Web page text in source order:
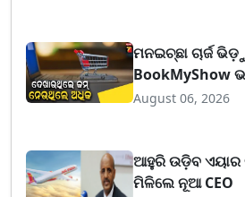
ମନଇଚ୍ଛା ଚାର୍ଜ
BookMyShow
ଲକ୍ଷ ଟଙ୍କା ଫାଇନ୍‌
August 06, 2026
ଆହୁରି ଉଡ଼ିବ ଏୟାର
ମିଳିଲେ ନୂଆ CEO